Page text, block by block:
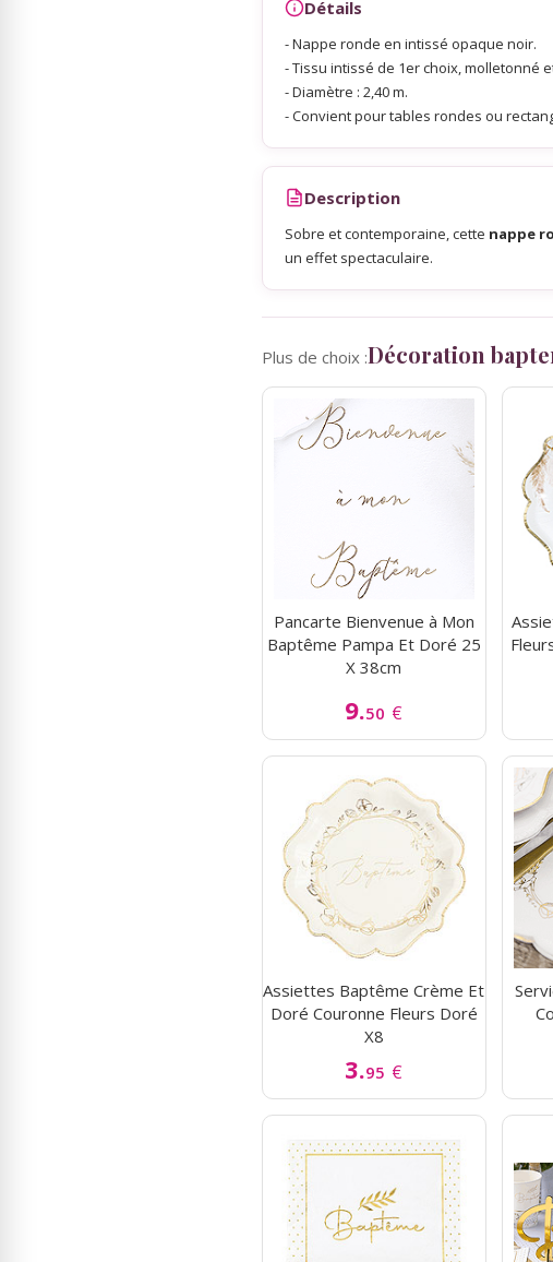
Détails
- Nappe ronde en intissé opaque noir.
- Tissu intissé de 1er choix, molletonné
- Diamètre : 2,40 m.
- Convient pour tables rondes ou
Description
Sobre et contemporaine, cette nappe
un effet spectaculaire.
Plus de choix :Décoration
Pancarte Bienvenue à Mon
Baptême Pampa Et Doré 25
X 38cm
9.50 €
Assiettes Baptême Crème Et
Doré Couronne Fleurs Doré
X8
3.95 €